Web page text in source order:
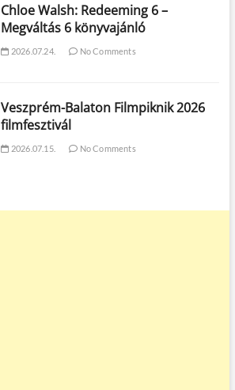
Chloe Walsh: Redeeming 6 –
Megváltás 6 könyvajánló
2026.07.24. No Comments
Veszprém-Balaton Filmpiknik 2026
filmfesztivál
2026.07.15. No Comments